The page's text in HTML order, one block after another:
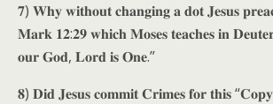
𝟕) 𝐖𝐡𝐲 𝐰𝐢𝐭𝐡𝐨𝐮𝐭 𝐜𝐡𝐚𝐧𝐠𝐢𝐧𝐠 𝐚 𝐝𝐨𝐭 𝐉𝐞𝐬𝐮𝐬
𝐌𝐚𝐫𝐤 𝟏𝟐:𝟐𝟗 𝐰𝐡𝐢𝐜𝐡 𝐌𝐨𝐬𝐞𝐬 𝐭𝐞𝐚𝐜𝐡𝐞𝐬 𝐢𝐧
𝐨𝐮𝐫 𝐆𝐨𝐝, 𝐋𝐨𝐫𝐝 𝐢𝐬 𝐎𝐧𝐞.”
𝟖) 𝐃𝐢𝐝 𝐉𝐞𝐬𝐮𝐬 𝐜𝐨𝐦𝐦𝐢𝐭 𝐂𝐫𝐢𝐦𝐞𝐬 𝐟𝐨𝐫 𝐭𝐡𝐢𝐬